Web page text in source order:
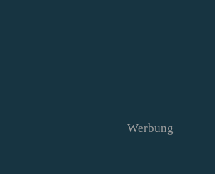
Werbung